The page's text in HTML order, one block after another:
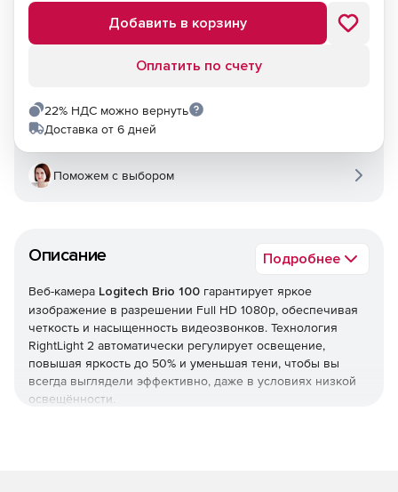
Описание Подробнее
Веб-камера Logitech Brio 100 гарантирует яркое
изображение в разрешении Full HD 1080p, обеспечивая
четкость и насыщенность видеозвонков. Технология
RightLight 2 автоматически регулирует освещение,
повышая яркость до 50% и уменьшая тени, чтобы вы
всегда выглядели эффективно, даже в условиях низкой
освещённости.
Добавить в корзину
Оплатить по счету
22% НДС можно вернуть
Доставка от 6 дней
Поможем с выбором